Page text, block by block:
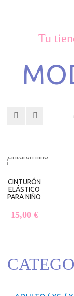
Tu
CINTURÓN
ELÁSTICO
PARA NIÑO
15,00 €